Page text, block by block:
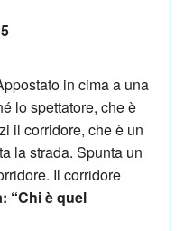
in cima a una
lo spettatore, che è
il corridore, che è un
la strada. Spunta un
Il corridore
“Chi è quel